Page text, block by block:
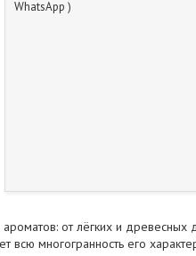
WhatsApp )
от лёгких и древесных
всю многогранность его